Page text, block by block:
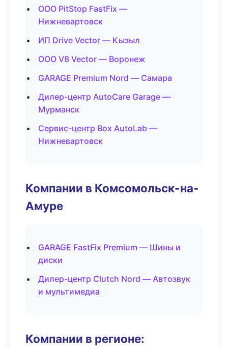
ООО PitStop FastFix —
Нижневартовск
ИП Drive Vector — Кызыл
ООО V8 Vector — Воронеж
GARAGE Premium Nord — Самара
Дилер-центр AutoCare Garage —
Мурманск
Сервис-центр Box AutoLab —
Нижневартовск
Компании в Комсомольск-на-
Амуре
GARAGE FastFix Premium — Шины и
диски
Дилер-центр Clutch Nord — Автозвук
и мультимедиа
Компании в регионе: